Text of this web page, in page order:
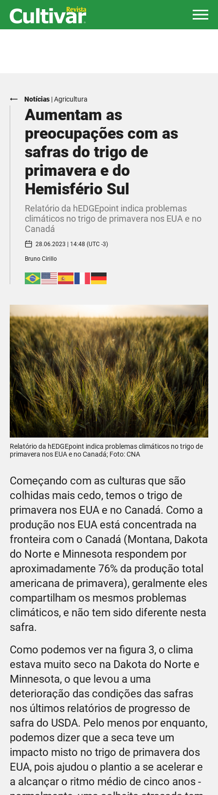
Notícias |Agricultura
Aumentam as
preocupações com as
safras do trigo de
primavera e do
Hemisfério Sul
Relatório da hEDGEpoint indica problemas
climáticos no trigo de primavera nos EUA e no
Canadá
28.06.2023 | 14:48 (UTC -3)
Bruno Cirillo
Relatório da hEDGEpoint indica problemas climáticos no trigo de
primavera nos EUA e no Canadá; Foto: CNA
Começando com as culturas que são
colhidas mais cedo, temos o trigo de
primavera nos EUA e no Canadá. Como a
produção nos EUA está concentrada na
fronteira com o Canadá (Montana, Dakota
do Norte e Minnesota respondem por
aproximadamente 76% da produção total
americana de primavera), geralmente eles
compartilham os mesmos problemas
climáticos, e não tem sido diferente nesta
safra.
Como podemos ver na figura 3, o clima
estava muito seco na Dakota do Norte e
Minnesota, o que levou a uma
deterioração das condições das safras
nos últimos relatórios de progresso de
safra do USDA. Pelo menos por enquanto,
podemos dizer que a seca teve um
impacto misto no trigo de primavera dos
EUA, pois ajudou o plantio a se acelerar e
a alcançar o ritmo médio de cinco anos -